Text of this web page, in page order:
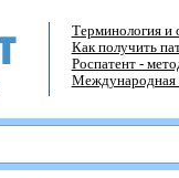
Терминология и
Как получить
Роспатент -
Международная